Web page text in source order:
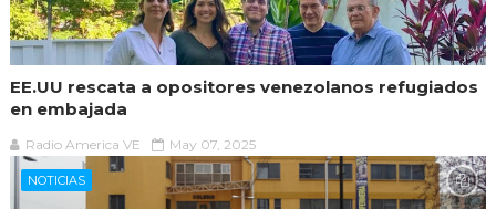
EE.UU rescata a opositores venezolanos refugiados
en embajada
Radio America VE May 07, 2025
NOTICIAS